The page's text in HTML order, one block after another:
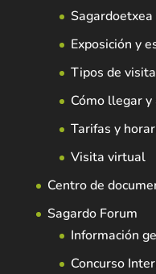
Exposición y
Tipos de visita
Cómo llegar y
Tarifas y
Visita virtual
Centro de
Sagardo Forum
Información
Concurso